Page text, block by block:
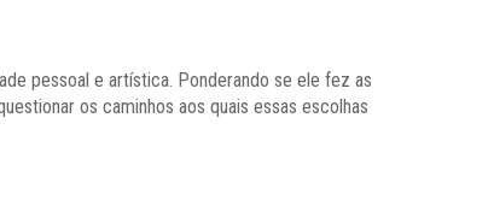
pessoal e artística. Ponderando se ele fez as
os caminhos aos quais essas escolhas